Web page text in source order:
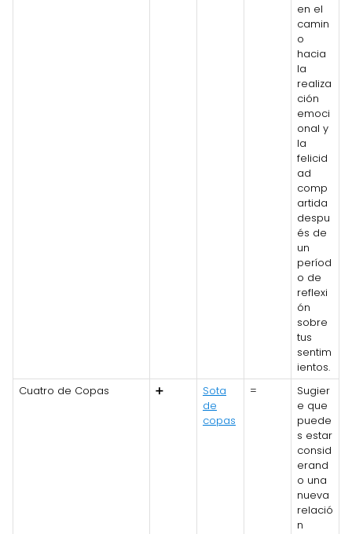
en el
camin
o
hacia
la
realiza
ción
emoci
onal y
la
felicid
ad
comp
artida
despu
és de
un
períod
o de
reflexi
ón
sobre
tus
sentim
ientos.
Cuatro de Copas
➕
Sota
de
copas
=
Sugier
e que
puede
s estar
consid
erand
o una
nueva
relació
n